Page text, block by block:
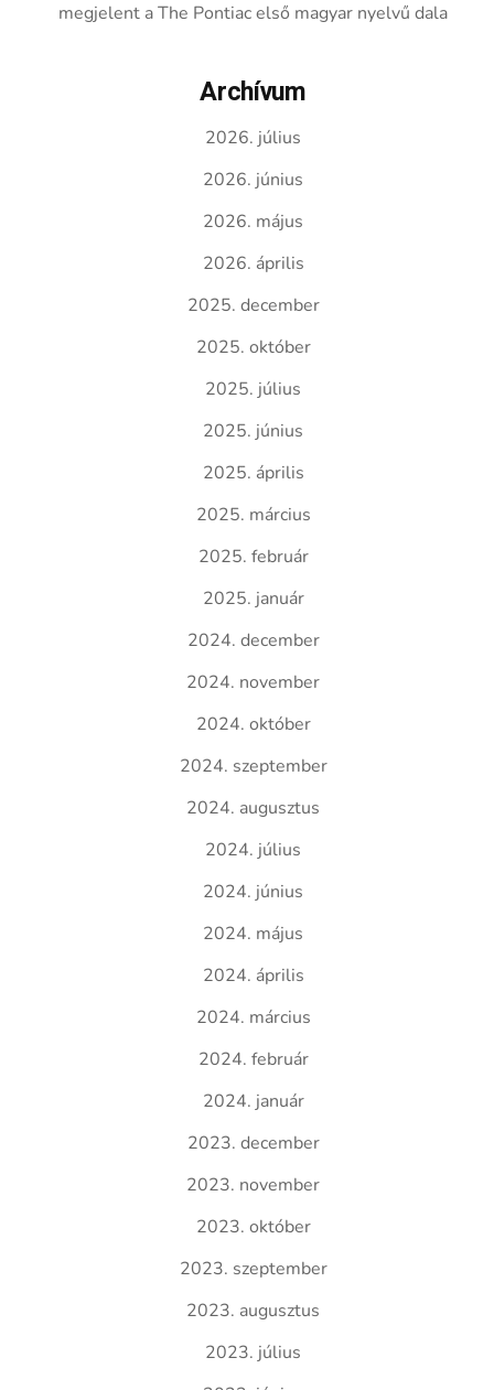
megjelent a The Pontiac első magyar nyelvű dala
Archívum
2026. július
2026. június
2026. május
2026. április
2025. december
2025. október
2025. július
2025. június
2025. április
2025. március
2025. február
2025. január
2024. december
2024. november
2024. október
2024. szeptember
2024. augusztus
2024. július
2024. június
2024. május
2024. április
2024. március
2024. február
2024. január
2023. december
2023. november
2023. október
2023. szeptember
2023. augusztus
2023. július